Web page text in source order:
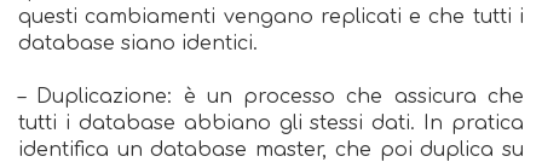
questi cambiamenti vengano replicati e che tutti i
database siano identici.
– Duplicazione: è un processo che assicura che
tutti i database abbiano gli stessi dati. In pratica
identifica un database master, che poi duplica su